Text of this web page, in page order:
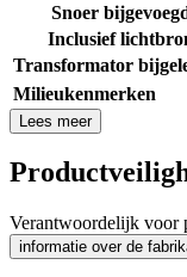
Snoer
Inclusief
Transformator
Milieukenmerken
Lees meer
Verantwoordelijk voor
informatie over de